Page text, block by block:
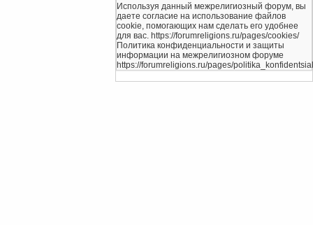
Используя данный межрелигиозный форум, вы
даете согласие на использование файлов
cookie, помогающих нам сделать его удобнее
для вас. https://forumreligions.ru/pages/cookies/
Политика конфиденциальности и защиты
информации на межрелигиозном форуме
https://forumreligions.ru/pages/